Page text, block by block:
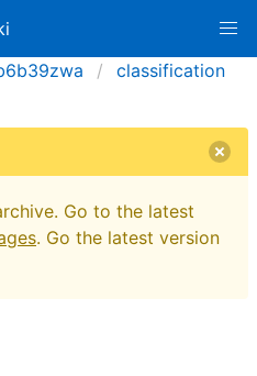
classification
Go to the latest
. Go the latest version